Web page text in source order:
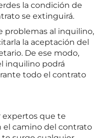
la condición de
se extinguirá.
problemas al inquilino,
la aceptación del
De ese modo,
inquilino podrá
todo el contrato
expertos que te
el camino del contrato